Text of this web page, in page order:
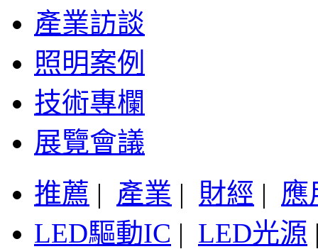
產業訪談
照明案例
技術專欄
展覽會議
推薦 | 產業 | 財經 | 應
LED驅動IC | LED光源